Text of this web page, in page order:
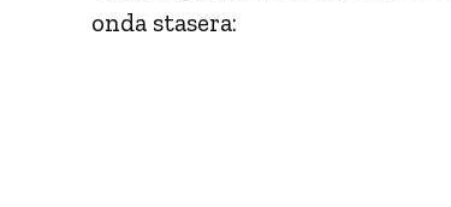
onda stasera: